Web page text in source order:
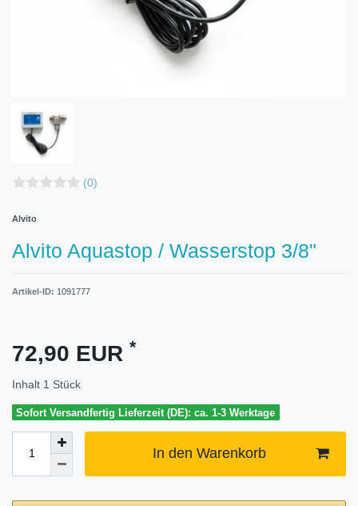
(0)
Alvito
Alvito Aquastop / Wasserstop 3/8"
Artikel-ID: 1091777
72,90 EUR *
Inhalt 1 Stück
Sofort Versandfertig Lieferzeit (DE): ca. 1-3 Werktage
In den Warenkorb